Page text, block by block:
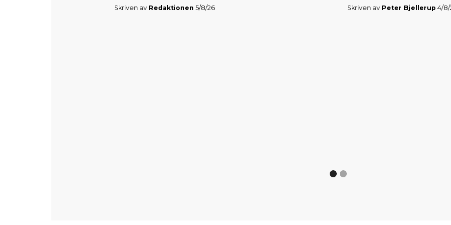
Skriven av Redaktionen 5/8/26 Skriven av Peter Bjellerup 4/8/